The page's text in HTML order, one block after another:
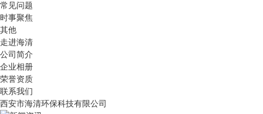
常见问题
时事聚焦
其他
走进海清
公司简介
企业相册
荣誉资质
联系我们
西安市海清环保科技有限公司